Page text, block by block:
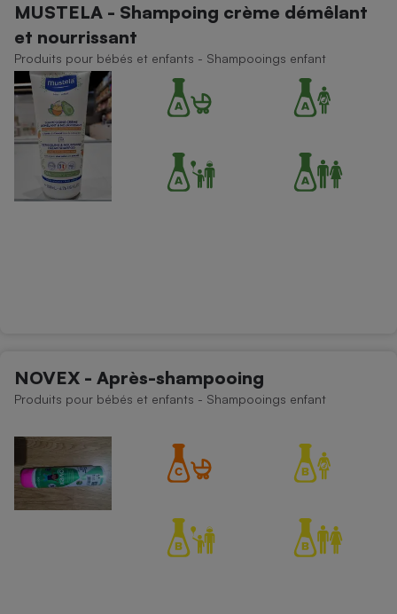
MUSTELA - Shampoing crème démêlant
et nourrissant
Produits pour bébés et enfants - Shampooings enfant
NOVEX - Après-shampooing
Produits pour bébés et enfants - Shampooings enfant